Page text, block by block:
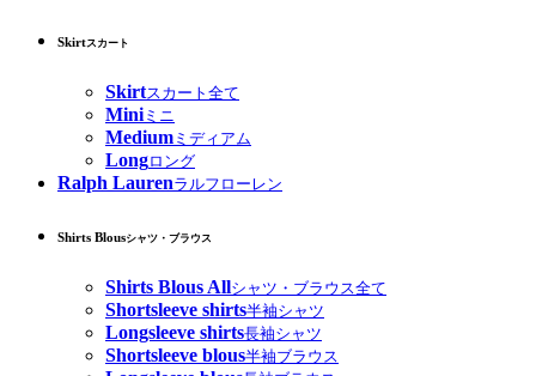
Skirtスカート
Skirtスカート全て
Miniミニ
Medium ミディアム
Longロング
Ralph Laurenラルフローレン
Shirts Blousシャツ・ブラウス
Shirts Blous Allシャツ・ブラウス全て
Shortsleeve shirts半袖シャツ
Longsleeve shirts長袖シャツ
Shortsleeve blous半袖ブラウス